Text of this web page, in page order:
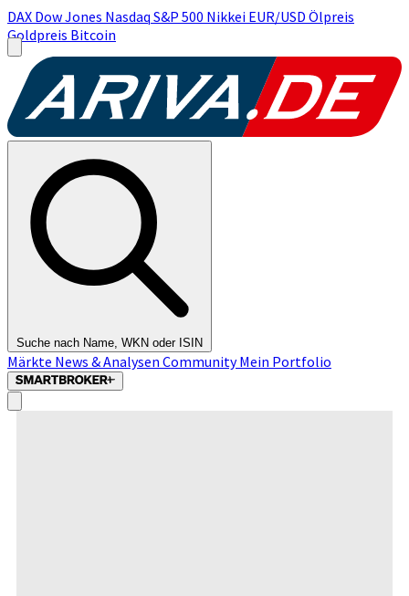
DAX Dow Jones Nasdaq S&P 500 Nikkei EUR/USD Ölpreis
Goldpreis Bitcoin
Suche nach Name, WKN oder ISIN
Märkte News & Analysen CommunityMein Portfolio